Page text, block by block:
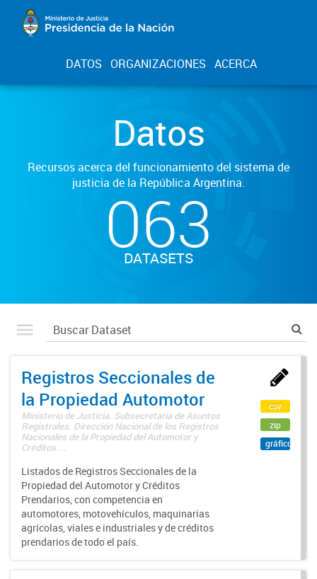
DATOS ORGANIZACIONES ACERCA
Datos
Recursos acerca del funcionamiento del sistema de
justicia de la República Argentina.
063
DATASETS
Registros Seccionales de
la Propiedad Automotor
Ministerio de Justicia. Subsecretaría de Asuntos
Registrales. Dirección Nacional de los Registros
Nacionales de la Propiedad del Automotor y
Créditos ...
Listados de Registros Seccionales de la
Propiedad del Automotor y Créditos
Prendarios, con competencia en
automotores, motovehículos, maquinarias
agrícolas, viales e industriales y de créditos
prendarios de todo el país.
csv
zip
gráfico